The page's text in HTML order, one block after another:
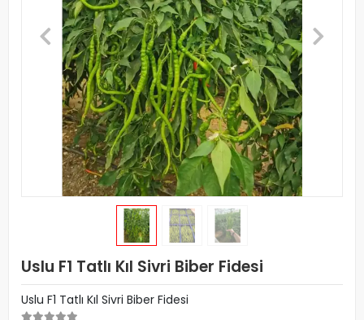
Uslu F1 Tatlı Kıl Sivri Biber Fidesi
Uslu F1 Tatlı Kıl Sivri Biber Fidesi